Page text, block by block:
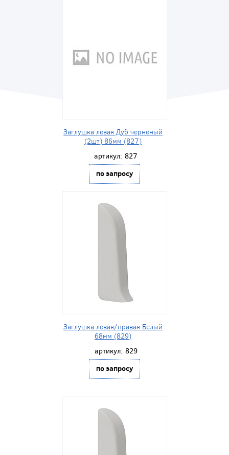
Заглушка левая Дуб черненый
(2шт) 86мм (827)
артикул: 827
по запросу
Заглушка левая/правая Белый
68мм (829)
артикул: 829
по запросу